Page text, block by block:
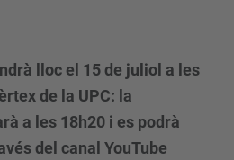
lloc el 15 de juliol a les
de la UPC: la
a les 18h20 i es podrà
del canal YouTube